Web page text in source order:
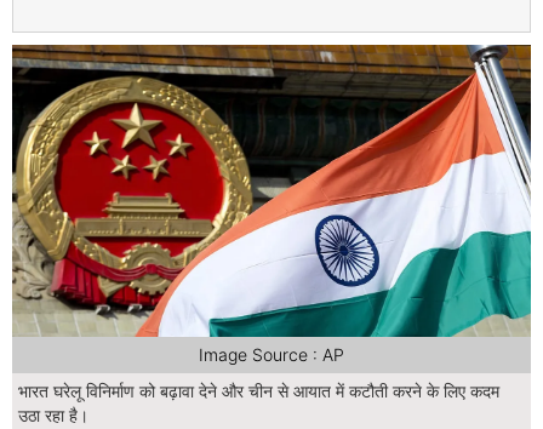
भारत घरेलू विनिर्माण को बढ़ावा देने और चीन से आयात में कटौती करने के लिए कदम
उठा रहा है।
Image Source : AP